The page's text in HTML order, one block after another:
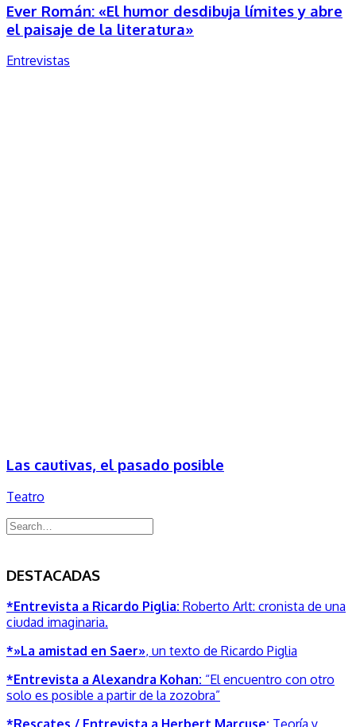
Ever Román: «El humor desdibuja límites y abre
el paisaje de la literatura»
Entrevistas
Las cautivas, el pasado posible
Teatro
DESTACADAS
*Entrevista a Ricardo Piglia: Roberto Arlt: cronista de una
ciudad imaginaria.
*»La amistad en Saer», un texto de Ricardo Piglia
*Entrevista a Alexandra Kohan: “El encuentro con otro
solo es posible a partir de la zozobra”